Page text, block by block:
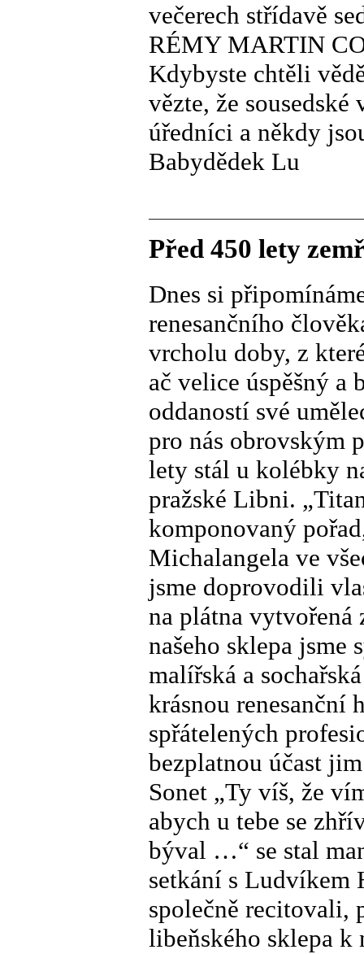
večerech střídavě
RÉMY MARTIN
Kdybyste chtěli
vězte, že
úředníci a někdy
Babydědek Lu
Před 450 lety
Dnes si
renesančního
vrcholu doby, z
ač velice úspěšný a
oddaností své
pro nás obrovským
lety stál u kolébky
pražské Libni.
komponovaný
Michalangela ve
jsme doprovodili
na plátna vytvořená
našeho sklepa jsme
malířská a
krásnou renesanční
spřátelených
bezplatnou účast
Sonet „Ty víš, že
abych u tebe se
býval …“ se stal
setkání s Ludvíkem
společně recitovali,
libeňského sklepa k